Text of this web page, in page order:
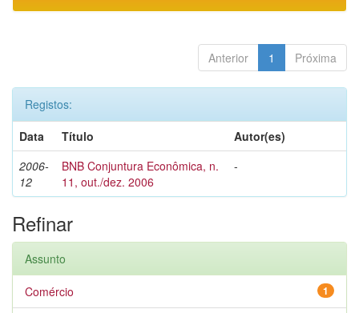
Anterior 1 Próxima
Registos:
Data
Título
Autor(es)
2006-
12
BNB Conjuntura Econômica, n.
11, out./dez. 2006
-
Refinar
Assunto
1
Comércio